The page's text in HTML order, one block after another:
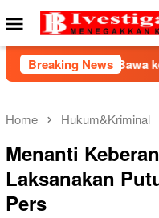
to
Mobile
Menu
Breaking News
ke Jalur Hukum
Home Hukum&Kriminal
Menanti
Laksanakan
Pers